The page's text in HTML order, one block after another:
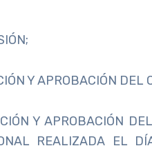
Y APROBACIÓN DEL
Y APROBACIÓN
REALIZADA EL